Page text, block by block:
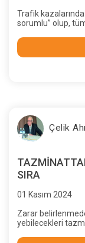
Trafik
sorumlu” olup,
Çelik
SIRA
01 Kasım 2024
Zarar
yebilecekleri